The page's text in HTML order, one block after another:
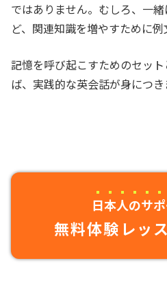
ではありません。むしろ、一
ど、関連知識を増やすために例
記憶を呼び起こすためのセッ
ば、実践的な英会話が身につき
日本人のサ
無料体験レッ